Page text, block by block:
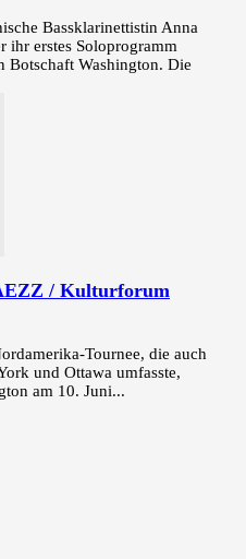
Bassklarinettistin Anna
ihr erstes Soloprogramm
Botschaft Washington. Die
/ Kulturforum
Tournee, die auch
und Ottawa umfasste,
am 10. Juni...